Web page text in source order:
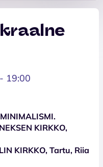
19:00
KIRKKO,
KIRKKO, Tartu, Riia